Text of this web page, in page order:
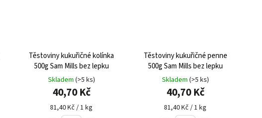
Těstoviny kukuřičné kolínka
500g Sam Mills bez lepku
Skladem (>5 ks)
40,70 Kč
81,40 Kč / 1 kg
Těstoviny kukuřičné penne
500g Sam Mills bez lepku
Skladem (>5 ks)
40,70 Kč
81,40 Kč / 1 kg